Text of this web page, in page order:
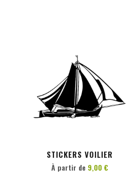
STICKERS VOILIER
À partir de 9,00 €